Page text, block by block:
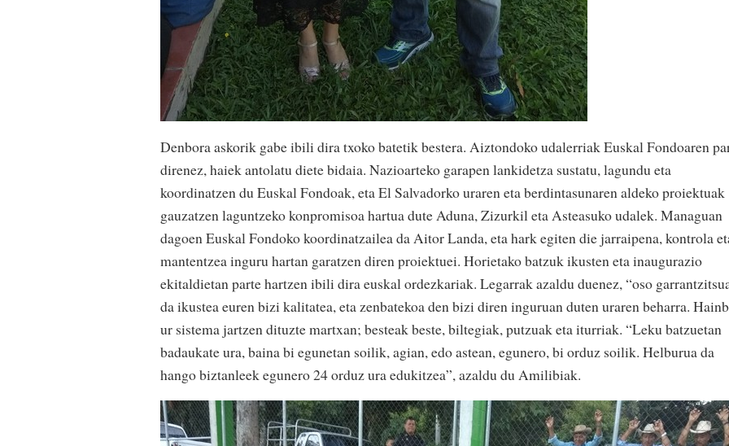
Denbora askorik gabe ibili dira txoko batetik bestera. Aiztondoko udalerriak Euskal Fondoaren
direnez, haiek antolatu diete bidaia. Nazioarteko garapen lankidetza sustatu, lagundu eta
koordinatzen du Euskal Fondoak, eta El Salvadorko uraren eta berdintasunaren aldeko proiektuak
gauzatzen laguntzeko konpromisoa hartua dute Aduna, Zizurkil eta Asteasuko udalek. Managuan
dagoen Euskal Fondoko koordinatzailea da Aitor Landa, eta hark egiten die jarraipena, kontrola
mantentzea inguru hartan garatzen diren proiektuei. Horietako batzuk ikusten eta inaugurazio
ekitaldietan parte hartzen ibili dira euskal ordezkariak. Legarrak azaldu duenez, “oso
da ikustea euren bizi kalitatea, eta zenbatekoa den bizi diren inguruan duten uraren beharra.
ur sistema jartzen dituzte martxan; besteak beste, biltegiak, putzuak eta iturriak. “Leku batzuetan
badaukate ura, baina bi egunetan soilik, agian, edo astean, egunero, bi orduz soilik. Helburua da
hango biztanleek egunero 24 orduz ura edukitzea”, azaldu du Amilibiak.